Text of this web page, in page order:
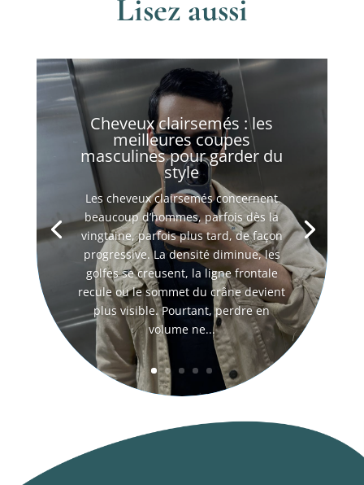
Lisez aussi
Cheveux clairsemés : les
meilleures coupes
masculines pour garder du
style
Les cheveux clairsemés concernent
beaucoup d’hommes, parfois dès la
vingtaine, parfois plus tard, de façon
progressive. La densité diminue, les
golfes se creusent, la ligne frontale
recule ou le sommet du crâne devient
plus visible. Pourtant, perdre en
volume ne...